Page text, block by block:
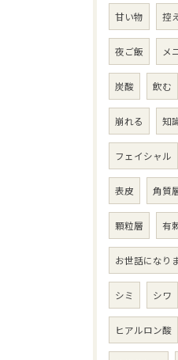
甘い物 控
夜ご飯 メ
炭酸 飲む
崩れる 知
フェイシャル
表皮 角質
顆粒層 有
お世話になり
シミ シワ
ヒアルロン酸